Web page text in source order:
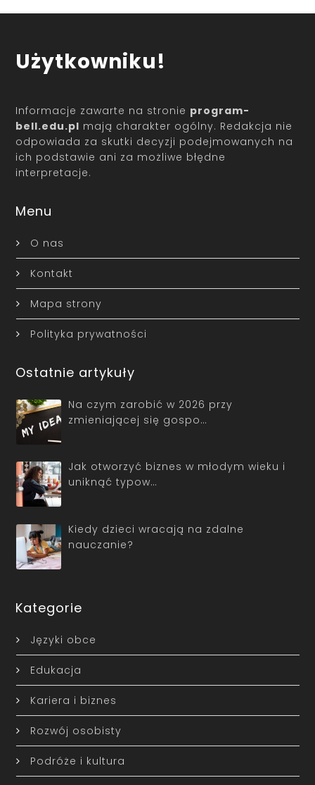
Użytkowniku!
Informacje zawarte na stronie program-
bell.edu.pl mają charakter ogólny. Redakcja nie
odpowiada za skutki decyzji podejmowanych na
ich podstawie ani za możliwe błędne
interpretacje.
Menu
O nas
Kontakt
Mapa strony
Polityka prywatności
Ostatnie artykuły
Na czym zarobić w 2026 przy
zmieniającej się gospo…
Jak otworzyć biznes w młodym wieku i
uniknąć typow…
Kiedy dzieci wracają na zdalne
nauczanie?
Kategorie
Języki obce
Edukacja
Kariera i biznes
Rozwój osobisty
Podróże i kultura